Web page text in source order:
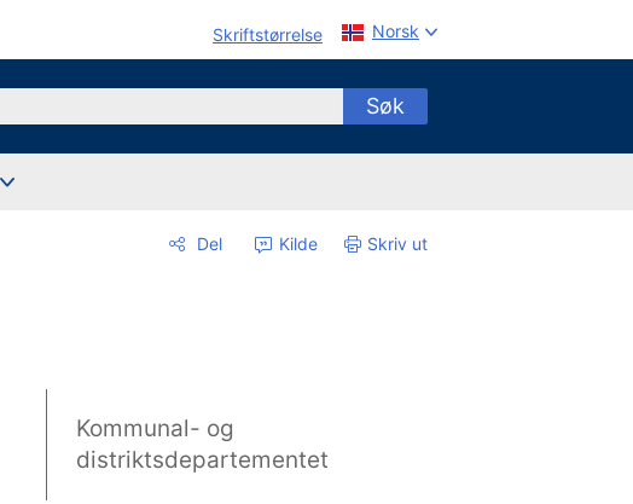
Skriftstørrelse Norsk
Søk
Del Kilde Skriv ut
Kommunal- og
distriktsdepartementet